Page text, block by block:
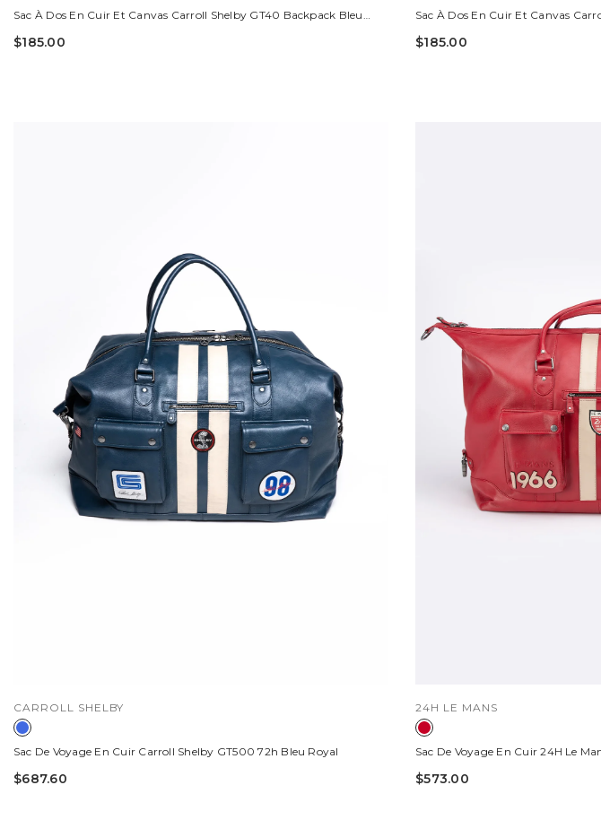
Sac À Dos En Cuir Et Canvas Carroll Shelby GT40 Backpack Bleu
Marine
$185.00
Sac À Dos En Cuir Et Canvas
$185.00
DISTRIBUTEUR :
CARROLL SHELBY
Sac De Voyage En Cuir Carroll Shelby GT500 72h Bleu Royal
$687.60
DISTRIBUTEUR :
24H LE MANS
Sac De Voyage En Cuir 24H Le
$573.00